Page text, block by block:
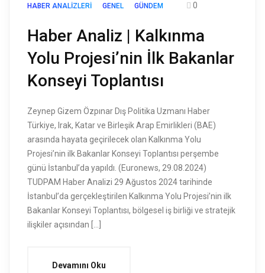
HABER ANALIZLERI GENEL GÜNDEM 0
Haber Analiz | Kalkınma
Yolu Projesi’nin İlk Bakanlar
Konseyi Toplantısı
Zeynep Gizem Özpınar Dış Politika Uzmanı Haber
Türkiye, Irak, Katar ve Birleşik Arap Emirlikleri (BAE)
arasında hayata geçirilecek olan Kalkınma Yolu
Projesi’nin ilk Bakanlar Konseyi Toplantısı perşembe
günü İstanbul’da yapıldı. (Euronews, 29.08.2024)
TUDPAM Haber Analizi 29 Ağustos 2024 tarihinde
İstanbul’da gerçekleştirilen Kalkınma Yolu Projesi’nin ilk
Bakanlar Konseyi Toplantısı, bölgesel iş birliği ve stratejik
ilişkiler açısından […]
Devamını Oku